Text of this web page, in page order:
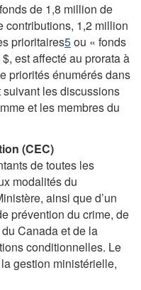
de 1,8 million de
contributions, 1,2 million
prioritaires5ou « fonds
est affecté au prorata à
priorités énumérés dans
les discussions
et les membres du
(CEC)
de toutes les
modalités du
ainsi que d’un
prévention du crime, de
Canada et de la
conditionnelles. Le
gestion ministérielle,